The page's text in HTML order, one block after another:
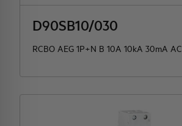
D90SB10/030
RCBO AEG 1P+N B 10A 10kA 30mA AC